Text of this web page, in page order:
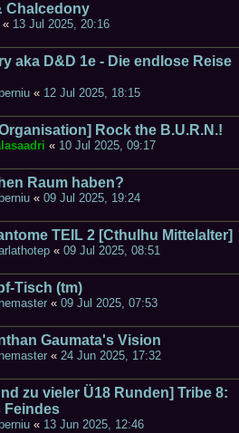
Chalcedony
« 13 Jul 2025, 20:16
aka D&D 1e - Die endlose Reise
« 12 Jul 2025, 18:15
Rock the B.U.R.N.!
« 10 Jul 2025, 09:17
Raum haben?
« 09 Jul 2025, 19:24
TEIL 2 [Cthulhu Mittelalter]
« 09 Jul 2025, 08:51
Tisch (tm)
« 09 Jul 2025, 07:53
Gaumata's Vision
« 24 Jun 2025, 17:32
zu vieler Ü18 Runden] Tribe 8:
Feindes
« 13 Jun 2025, 12:46